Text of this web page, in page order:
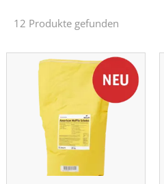
12 Produkte gefunden